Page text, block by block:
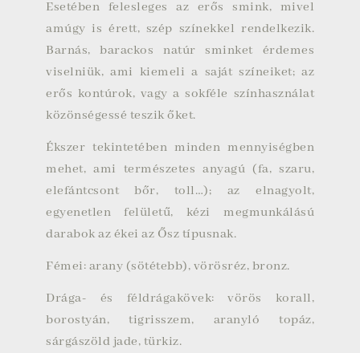
Esetében felesleges az erős smink, mivel
amúgy is érett, szép színekkel rendelkezik.
Barnás, barackos natúr sminket érdemes
viselniük, ami kiemeli a saját színeiket; az
erős kontúrok, vagy a sokféle színhasználat
közönségessé teszik őket.
Ékszer tekintetében minden mennyiségben
mehet, ami természetes anyagú (fa, szaru,
elefántcsont bőr, toll…); az elnagyolt,
egyenetlen felületű, kézi megmunkálású
darabok az ékei az Ősz típusnak.
Fémei: arany (sötétebb), vörösréz, bronz.
Drága- és féldrágakövek: vörös korall,
borostyán, tigrisszem, aranyló topáz,
sárgászöld jade, türkiz.